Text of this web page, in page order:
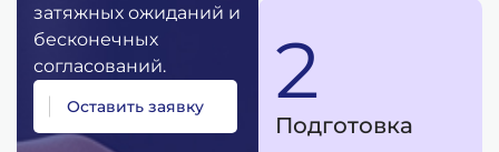
затяжных ожиданий и
бесконечных
согласований.
Оставить заявку 2
Подготовка